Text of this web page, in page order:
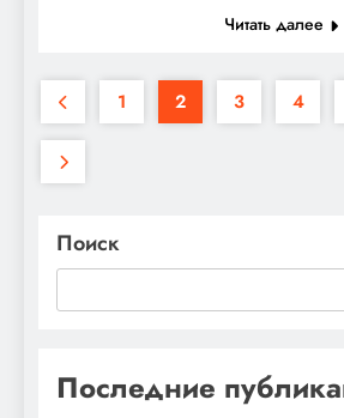
Читать далее
1 2 3 4
Поиск
Последние